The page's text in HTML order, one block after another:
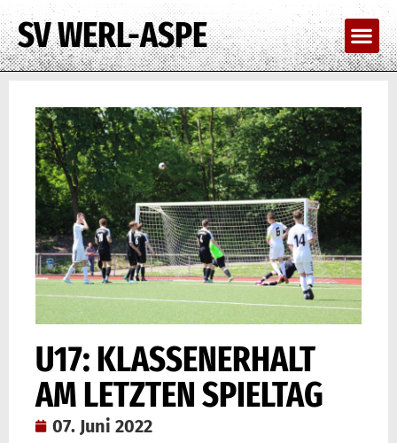
SV WERL-ASPE
U17: KLASSENERHALT
AM LETZTEN SPIELTAG
07. Juni 2022